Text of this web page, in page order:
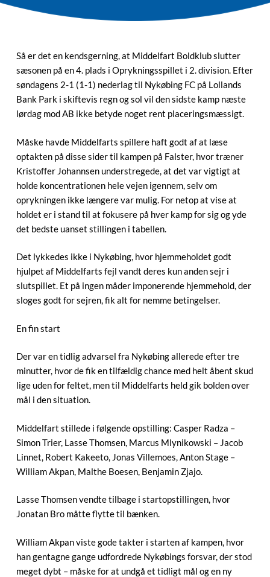
Så er det en kendsgerning, at Middelfart Boldklub slutter
sæsonen på en 4. plads i Oprykningsspillet i 2. division. Efter
søndagens 2-1 (1-1) nederlag til Nykøbing FC på Lollands
Bank Park i skiftevis regn og sol vil den sidste kamp næste
lørdag mod AB ikke betyde noget rent placeringsmæssigt.
Måske havde Middelfarts spillere haft godt af at læse
optakten på disse sider til kampen på Falster, hvor træner
Kristoffer Johannsen understregede, at det var vigtigt at
holde koncentrationen hele vejen igennem, selv om
oprykningen ikke længere var mulig. For netop at vise at
holdet er i stand til at fokusere på hver kamp for sig og yde
det bedste uanset stillingen i tabellen.
Det lykkedes ikke i Nykøbing, hvor hjemmeholdet godt
hjulpet af Middelfarts fejl vandt deres kun anden sejr i
slutspillet. Et på ingen måder imponerende hjemmehold, der
sloges godt for sejren, fik alt for nemme betingelser.
En fin start
Der var en tidlig advarsel fra Nykøbing allerede efter tre
minutter, hvor de fik en tilfældig chance med helt åbent skud
lige uden for feltet, men til Middelfarts held gik bolden over
mål i den situation.
Middelfart stillede i følgende opstilling: Casper Radza –
Simon Trier, Lasse Thomsen, Marcus Mlynikowski – Jacob
Linnet, Robert Kakeeto, Jonas Villemoes, Anton Stage –
William Akpan, Malthe Boesen, Benjamin Zjajo.
Lasse Thomsen vendte tilbage i startopstillingen, hvor
Jonatan Bro måtte flytte til bænken.
William Akpan viste gode takter i starten af kampen, hvor
han gentagne gange udfordrede Nykøbings forsvar, der stod
meget dybt – måske for at undgå et tidligt mål og en ny